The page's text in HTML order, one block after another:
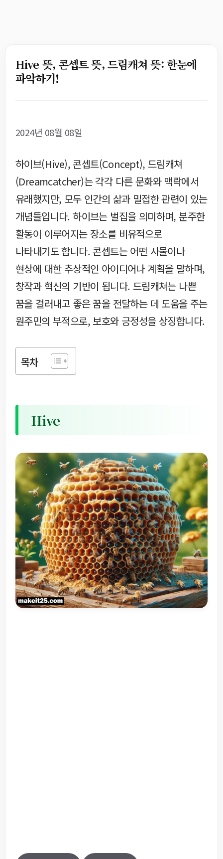
Hive 뜻, 콘셉트 뜻, 드림캐쳐 뜻: 한눈에
파악하기!
2024년 08월 08일
하이브(Hive), 콘셉트(Concept), 드림캐쳐
(Dreamcatcher)는 각각 다른 문화와 맥락에서
유래했지만, 모두 인간의 삶과 밀접한 관련이 있는
개념들입니다. 하이브는 벌집을 의미하며, 분주한
활동이 이루어지는 장소를 비유적으로
나타내기도 합니다. 콘셉트는 어떤 사물이나
현상에 대한 추상적인 아이디어나 계획을 말하며,
창작과 혁신의 기반이 됩니다. 드림캐쳐는 나쁜
꿈을 걸러내고 좋은 꿈을 전달하는 데 도움을 주는
원주민의 부적으로, 보호와 긍정성을 상징합니다.
목차
Hive